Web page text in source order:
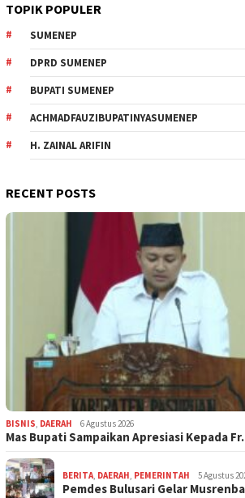
TOPIK POPULER
SUMENEP
DPRD SUMENEP
BUPATI SUMENEP
ACHMADFAUZIBUPATINYASUMENEP
H. ZAINAL ARIFIN
RECENT POSTS
BISNIS, DAERAH 6 Agustus 2026
Mas Bupati Sampaikan Apresiasi Kepada
BERITA, DAERAH, PEMERINTAH 5 Agustus
Pemdes Bulusari Gelar